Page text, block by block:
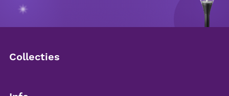
Collecties